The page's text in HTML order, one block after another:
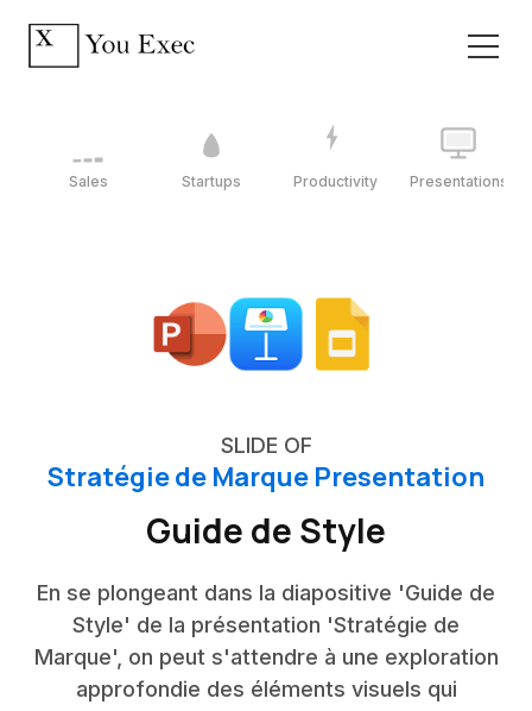
Sales Startups Productivity Presentations
SLIDE OF
Stratégie de Marque Presentation
Guide de Style
En se plongeant dans la diapositive 'Guide de
Style' de la présentation 'Stratégie de
Marque', on peut s'attendre à une exploration
approfondie des éléments visuels qui